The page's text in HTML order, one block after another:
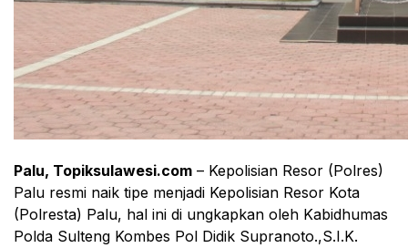
Palu, Topiksulawesi.com – Kepolisian Resor (Polres)
Palu resmi naik tipe menjadi Kepolisian Resor Kota
(Polresta) Palu, hal ini di ungkapkan oleh Kabidhumas
Polda Sulteng Kombes Pol Didik Supranoto.,S.I.K.